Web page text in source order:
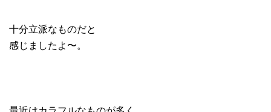
十分立派なものだと
感じましたよ〜。